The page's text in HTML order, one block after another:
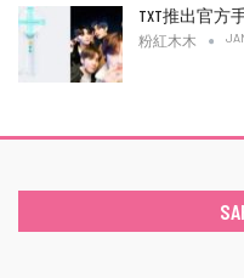
TXT推出官方
粉紅木木